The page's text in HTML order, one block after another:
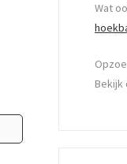
Wat
Bekijk